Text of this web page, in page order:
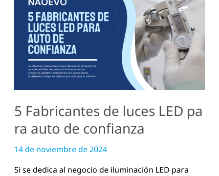
5 Fabricantes de luces LED pa
ra auto de confianza
14 de noviembre de 2024
Si se dedica al negocio de iluminación LED para
Fabricantes
luces
para
confianza